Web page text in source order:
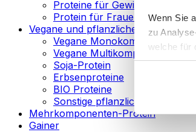
Wenn Sie
zu
welche für
„Anpassen
Weitere
Proteine für Gewichtsverlust
Protein für Frauen
Vegane und pflanzliche Proteine
Vegane Monokomponenten-
Vegane Multikomponenten-
Soja-Protein
Erbsenproteine
BIO Proteine
Sonstige pflanzliche Proteine
Mehrkomponenten-Protein
Gainer